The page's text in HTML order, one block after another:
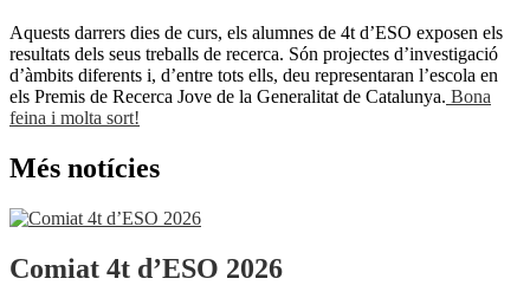
Aquests darrers dies de curs, els alumnes de 4t d’ESO exposen els
resultats dels seus treballs de recerca. Són projectes d’investigació
d’àmbits diferents i, d’entre tots ells, deu representaran l’escola en
els Premis de Recerca Jove de la Generalitat de Catalunya. Bona
feina i molta sort!
Més notícies
Comiat 4t d’ESO 2026